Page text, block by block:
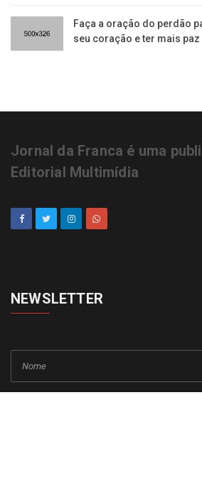
Faça a oração do perdão
seu coração e ter mais paz
Jornal da Franca é uma
Editorial Multimídia
NEWSLETTER